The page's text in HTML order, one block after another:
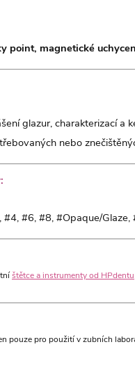
point, magnetické
glazur, charakterizací a
nebo
#4, #6, #8, #Opaque/
štětce a instrumenty od HPdentu
pouze pro použití v zubních